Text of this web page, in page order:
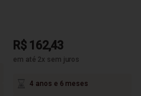
R$ 162,43
em até 2x sem juros
4 anos e 6 meses